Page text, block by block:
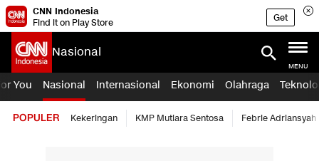
CNN Indonesia
Find it on Play Store
Get
Nasional
MENU
You Nasional Internasional Ekonomi Olahraga
POPULER Kekeringan KMP Mutiara Sentosa Febrie Adriansyah